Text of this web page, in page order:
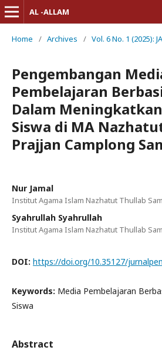
AL -ALLAM
Home / Archives / Vol. 6 No. 1 (2025):
Pengembangan
Pembelajaran
Dalam
Siswa di MA
Prajjan Camplong
Nur Jamal
Institut Agama Islam Nazhatut Thullab
Syahrullah Syahrullah
Institut Agama Islam Nazhatut Thullab
DOI: https://doi.org/10.35127/
Keywords: Media Pembelajaran
Siswa
Abstract